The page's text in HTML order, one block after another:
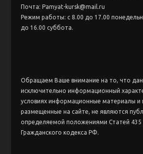
Почта: Pamyat-kursk@mail.ru
Режим работы: с 8.00 до 17.00
до 16.00 суббота.
Обращаем Ваше внимание на то, что
исключительно информационный
условиях информационные материалы и
размещенные на сайте, не являются
определяемой положениями Статей 435
Гражданского кодекса РФ.